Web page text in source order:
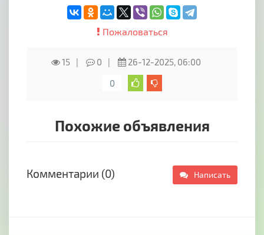
Пожаловаться
15 0
26-12-2025, 06:00
0
Похожие объявления
Комментарии (0) Написать